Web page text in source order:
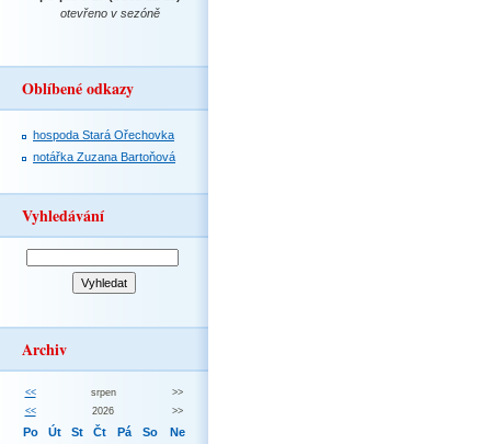
otevřeno v sezóně
Oblíbené odkazy
hospoda Stará Ořechovka
notářka Zuzana Bartoňová
Vyhledávání
Archiv
<< srpen
>>
<<
2026 >>
Po Út St Čt Pá So Ne